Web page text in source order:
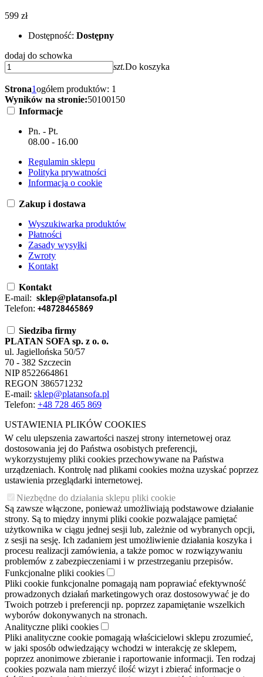
599 zł
Dostępność: Dostępny
dodaj do schowka
szt.Do koszyka
Strona1ogółem produktów: 1
Wyników na stronie:50100150
Informacje
Pn. - Pt.
08.00 - 16.00
Regulamin sklepu
Polityka prywatności
Informacja o cookie
Zakup i dostawa
Wyszukiwarka produktów
Płatności
Zasady wysyłki
Zwroty
Kontakt
Kontakt
E-mail: sklep@platansofa.pl
Telefon: +48728465869
Siedziba firmy
PLATAN SOFA sp. z o. o.
ul. Jagiellońska 50/57
70 - 382 Szczecin
NIP 8522664861
REGON 386571232
E-mail: sklep@platansofa.pl
Telefon: +48 728 465 869
USTAWIENIA PLIKÓW COOKIES
W celu ulepszenia zawartości naszej strony internetowej oraz
dostosowania jej do Państwa osobistych preferencji,
wykorzystujemy pliki cookies przechowywane na Państwa
urządzeniach. Kontrolę nad plikami cookies można uzyskać poprzez
ustawienia przeglądarki internetowej.
Niezbędne do działania sklepu pliki cookie
Są zawsze włączone, ponieważ umożliwiają podstawowe działanie
strony. Są to między innymi pliki cookie pozwalające pamiętać
użytkownika w ciągu jednej sesji lub, zależnie od wybranych opcji,
z sesji na sesję. Ich zadaniem jest umożliwienie działania koszyka i
procesu realizacji zamówienia, a także pomoc w rozwiązywaniu
problemów z zabezpieczeniami i w przestrzeganiu przepisów.
Funkcjonalne pliki cookies
Pliki cookie funkcjonalne pomagają nam poprawiać efektywność
prowadzonych działań marketingowych oraz dostosowywać je do
Twoich potrzeb i preferencji np. poprzez zapamiętanie wszelkich
wyborów dokonywanych na stronach.
Analityczne pliki cookies
Pliki analityczne cookie pomagają właścicielowi sklepu zrozumieć,
w jaki sposób odwiedzający wchodzi w interakcję ze sklepem,
poprzez anonimowe zbieranie i raportowanie informacji. Ten rodzaj
cookies pozwala nam mierzyć ilość wizyt i zbierać informacje o